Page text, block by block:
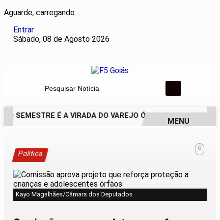
Aguarde, carregando...
Entrar
Sábado, 08 de Agosto 2026
Pesquisar Notícia
SEMESTRE É A VIRADA DO VAREJO ÓPTICO EM 2026
MENU
Política
6
Kayo Magalhães/Câmara dos Deputados